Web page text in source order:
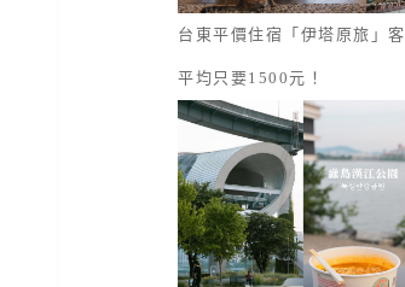
台東平價住宿「伊塔原旅」
平均只要1500元！